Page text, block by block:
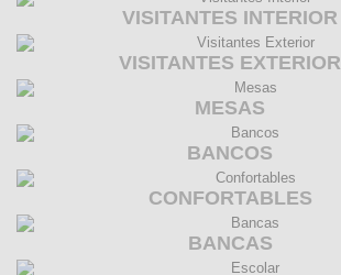
VISITANTES INTERIOR
VISITANTES EXTERIOR
MESAS
BANCOS
CONFORTABLES
BANCAS